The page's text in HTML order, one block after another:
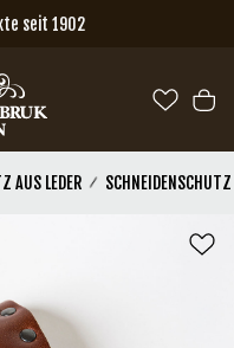
seit 1902
AUS LEDER SCHNEIDENSCHUTZ